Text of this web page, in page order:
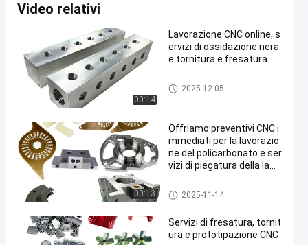
la
lavorazione
CNC
di
precisione,
inclusi
servizi
per
apparecchiature
mediche.
fresatura
2025-
11-10
opinioni
ora
Condividi
Video relativi
00:14
Lavorazione CNC online, s
ervizi di ossidazione nera
e tornitura e fresatura
Parti per la fresatura CNC
2025-12-05
00:13
Offriamo preventivi CNC i
mmediati per la lavorazio
ne del policarbonato e ser
vizi di piegatura della lami
Parti per la fresatura CNC
2025-11-14
Servizi di fresatura, tornit
ura e prototipazione CNC